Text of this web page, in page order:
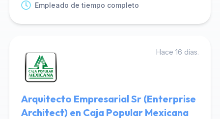
Empleado de tiempo completo
Hace 16 días.
Arquitecto Empresarial Sr (Enterprise
Architect) en Caja Popular Mexicana